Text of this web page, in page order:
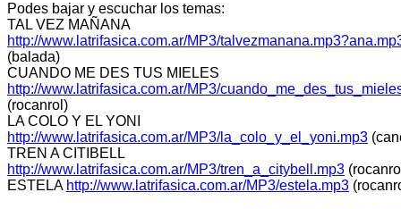
Podes bajar y escuchar los temas:
TAL VEZ MAÑANA
http://www.latrifasica.com.ar/MP3/
(balada)
CUANDO ME DES TUS MIELES
http://www.latrifasica.com.ar/MP3/
(rocanrol)
LA COLO Y EL YONI
http://www.latrifasica.com.ar/MP3/la_colo_y_el_yoni.mp3
TREN A CITIBELL
http://www.latrifasica.com.ar/MP3/tren_a_citybell.mp3
ESTELA http://www.latrifasica.com.ar/MP3/estela.mp3